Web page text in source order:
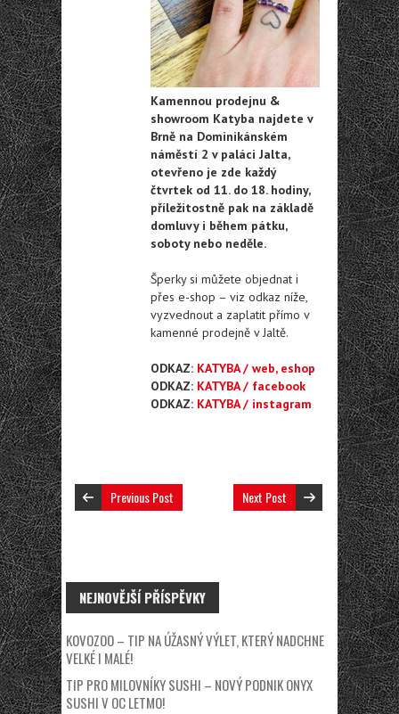
Kamennou prodejnu &
showroom Katyba najdete v
Brně na Dominikánském
náměstí 2 v paláci Jalta,
otevřeno je zde každý
čtvrtek od 11. do 18. hodiny,
příležitostně pak na základě
domluvy i během pátku,
soboty nebo neděle.
Šperky si můžete objednat i
přes e-shop – viz odkaz níže,
vyzvednout a zaplatit přímo v
kamenné prodejně v Jaltě.
ODKAZ: KATYBA / web, eshop
ODKAZ: KATYBA / facebook
ODKAZ: KATYBA / instagram
Previous Post Next Post
NEJNOVĚJŠÍ PŘÍSPĚVKY
KOVOZOO – TIP NA ÚŽASNÝ VÝLET, KTERÝ NADCHNE
VELKÉ I MALÉ!
TIP PRO MILOVNÍKY SUSHI – NOVÝ PODNIK ONYX
SUSHI V OC LETMO!